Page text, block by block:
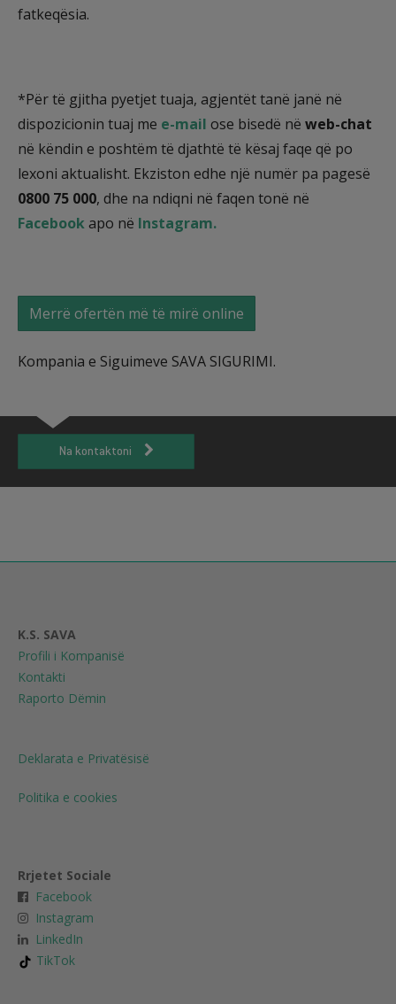
fatkeqësia.
*Për të gjitha pyetjet tuaja, agjentët tanë janë në
dispozicionin tuaj me e-mail ose bisedë në web-chat
në këndin e poshtëm të djathtë të kësaj faqe që po
lexoni aktualisht. Ekziston edhe një numër pa pagesë
0800 75 000, dhe na ndiqni në faqen tonë në
Facebookapo në Instagram.
Merrë ofertën më të mirë online
Kompania e Siguimeve SAVA SIGURIMI.
Na kontaktoni
K.S. SAVA
Profili i Kompanisë
Kontakti
Raporto Dëmin
Deklarata e Privatësisë
Politika e cookies
Rrjetet Sociale
Facebook
Instagram
LinkedIn
TikTok